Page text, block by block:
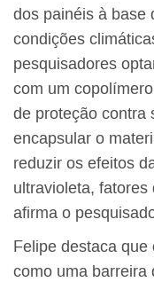
dos painéis à base
condições
pesquisadores
com um
de proteção contra
encapsular o
reduzir os efeitos
ultravioleta, fatores
afirma o
Felipe destaca
como uma barreira